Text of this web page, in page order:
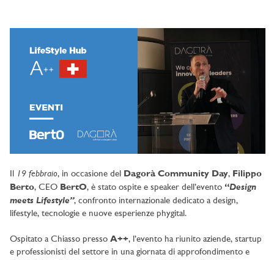
Il 19 febbraio, in occasione del Dagorà Community Day, Filippo
Berto, CEO BertO, è stato ospite e speaker dell’evento “Design
meets Lifestyle”, confronto internazionale dedicato a design,
lifestyle, tecnologie e nuove esperienze phygital.
Ospitato a Chiasso presso A++, l’evento ha riunito aziende, startup
e professionisti del settore in una giornata di approfondimento e